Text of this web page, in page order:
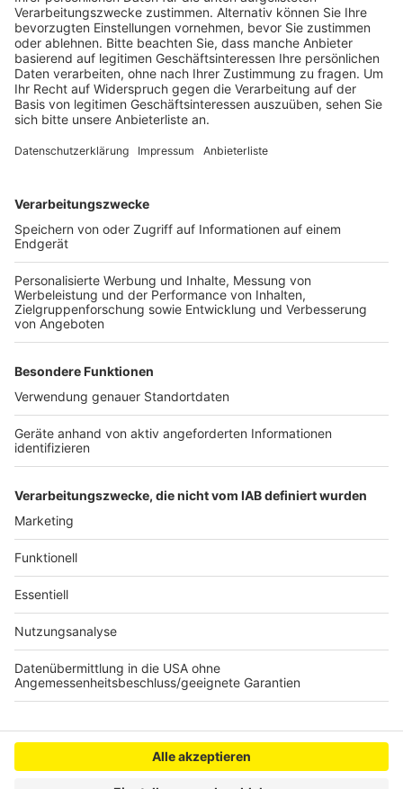
zusammenzuhalten", sagt sie.
Anzeige
Freie Tage für Bewegung mit "RV Fit"
Anzeige
Neben dem Programm der Bundesregierung und dem
DOSB gibt es auch eins der Deutschen
Rentenversicherung - es nennt sich "RV Fit".
Interessierte werden drei bis fünf Tage von der Arbeit
freigestellt. Dabei geht es um die Themen Bewegung,
Ernährung und den Umgang mit Stress. Teilnehmer
erhalten dafür spezielle Trainingseinheiten und
Beratungen um "das Lebensgefühl" zu verbessern.
alle, die daran interessiert sind, informieren.
Informationen für Arbeitgeber werden ebenfalls
bereitgestellt.
Autoren: Sascha Faßbender / Joachim Schultheis
Anzeige
Anzeige